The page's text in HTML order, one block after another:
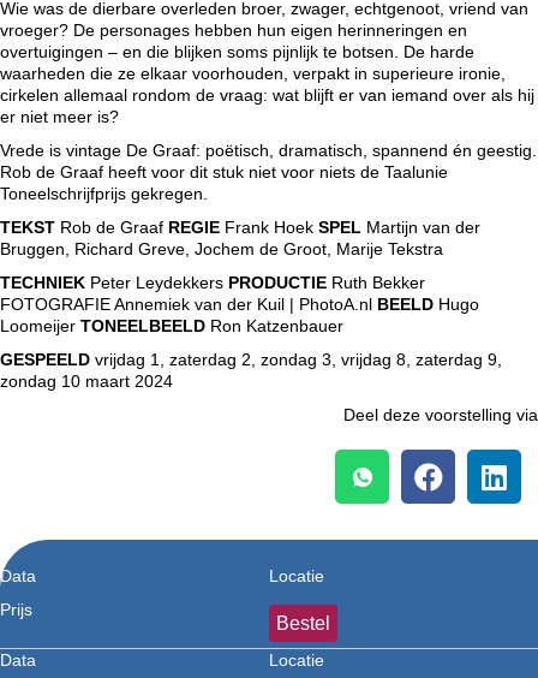
Wie was de dierbare overleden broer, zwager, echtgenoot, vriend van
vroeger? De personages hebben hun eigen herinneringen en
overtuigingen – en die blijken soms pijnlijk te botsen. De harde
waarheden die ze elkaar voorhouden, verpakt in superieure ironie,
cirkelen allemaal rondom de vraag: wat blijft er van iemand over als hij
er niet meer is?
Vrede is vintage De Graaf: poëtisch, dramatisch, spannend én geestig.
Rob de Graaf heeft voor dit stuk niet voor niets de Taalunie
Toneelschrijfprijs gekregen.
TEKST Rob de Graaf REGIE Frank Hoek SPEL Martijn van der
Bruggen, Richard Greve, Jochem de Groot, Marije Tekstra
TECHNIEK Peter Leydekkers PRODUCTIE Ruth Bekker
FOTOGRAFIE Annemiek van der Kuil | PhotoA.nl BEELD Hugo
Loomeijer TONEELBEELD Ron Katzenbauer
GESPEELD vrijdag 1, zaterdag 2, zondag 3, vrijdag 8, zaterdag 9,
zondag 10 maart 2024
Deel deze voorstelling via
Data
Locatie
Prijs
Bestel
Data Locatie